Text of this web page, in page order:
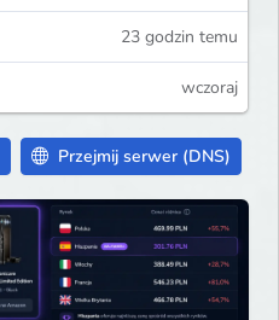
23 godzin temu
wczoraj
Przejmij serwer (DNS)